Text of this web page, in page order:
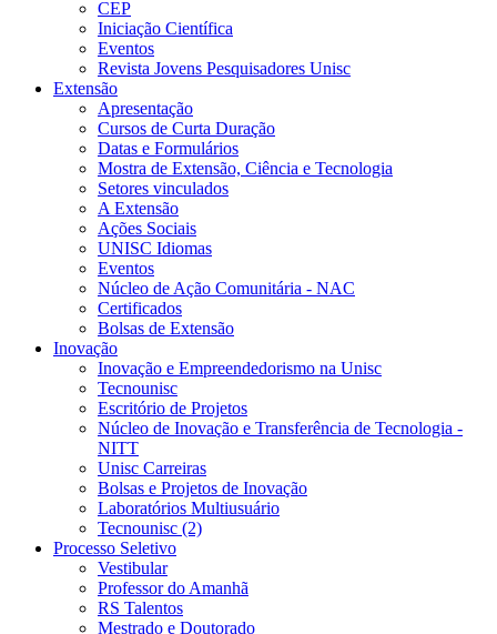
CEP
Iniciação Científica
Eventos
Revista Jovens Pesquisadores Unisc
Extensão
Apresentação
Cursos de Curta Duração
Datas e Formulários
Mostra de Extensão, Ciência e Tecnologia
Setores vinculados
A Extensão
Ações Sociais
UNISC Idiomas
Eventos
Núcleo de Ação Comunitária - NAC
Certificados
Bolsas de Extensão
Inovação
Inovação e Empreendedorismo na Unisc
Tecnounisc
Escritório de Projetos
Núcleo de Inovação e Transferência de Tecnologia -
NITT
Unisc Carreiras
Bolsas e Projetos de Inovação
Laboratórios Multiusuário
Tecnounisc (2)
Processo Seletivo
Vestibular
Professor do Amanhã
RS Talentos
Mestrado e Doutorado